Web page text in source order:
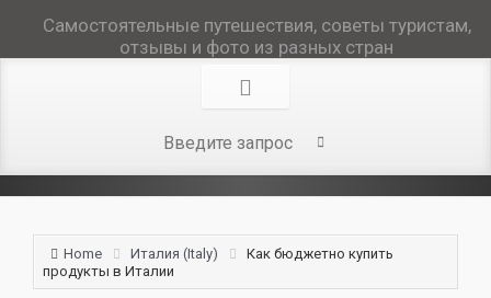
Самостоятельные путешествия, советы туристам,
отзывы и фото из разных стран
Home Италия (Italy)
Как бюджетно купить
продукты в Италии